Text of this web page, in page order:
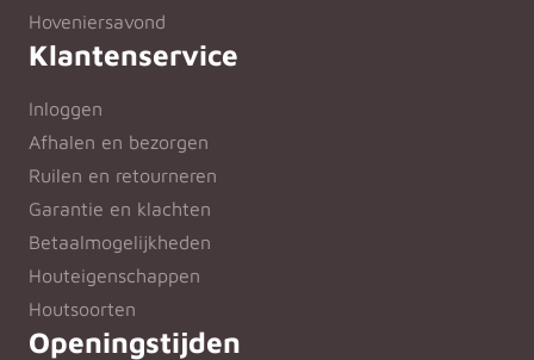
Hoveniersavond
Klantenservice
Inloggen
Afhalen en bezorgen
Ruilen en retourneren
Garantie en klachten
Betaalmogelijkheden
Houteigenschappen
Houtsoorten
Openingstijden